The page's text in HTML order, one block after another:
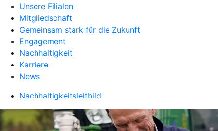
Unsere Filialen
Mitgliedschaft
Gemeinsam stark für die Zukunft
Engagement
Nachhaltigkeit
Karriere
News
Nachhaltigkeitsleitbild